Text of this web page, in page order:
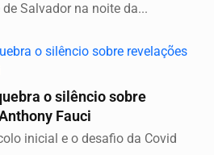
Salvador na noite da...
o silêncio sobre
do Caso Anthony Fauci
inicial e o desafio da Covid